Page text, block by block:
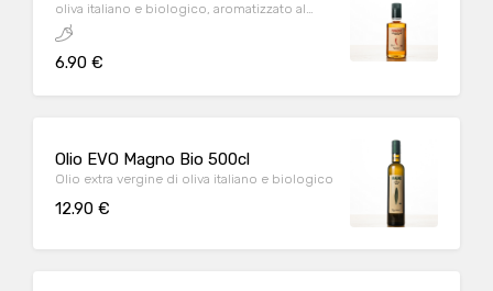
oliva italiano e biologico, aromatizzato al
peperoncino
6.90 €
Olio EVO Magno Bio 500cl
Olio extra vergine di oliva italiano e biologico
12.90 €